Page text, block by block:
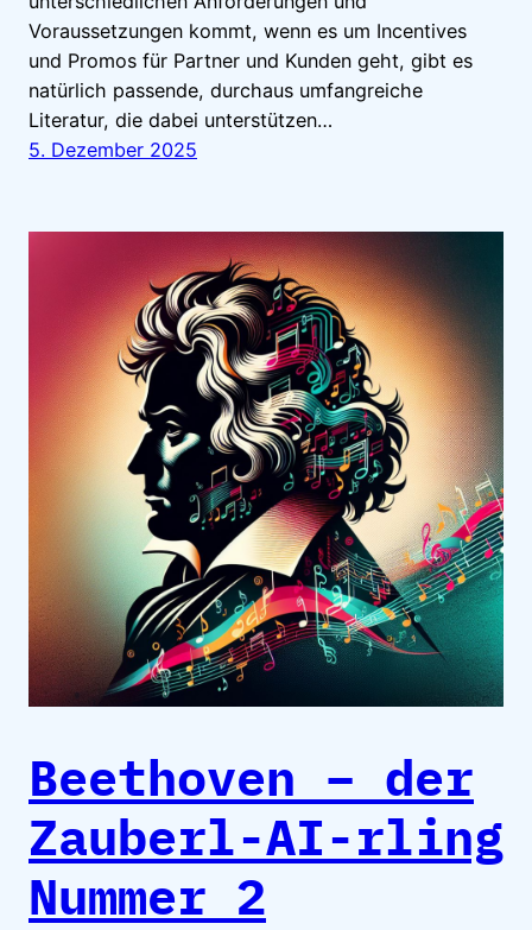
Voraussetzungen kommt, wenn es um Incentives
und Promos für Partner und Kunden geht, gibt es
natürlich passende, durchaus umfangreiche
Literatur, die dabei unterstützen…
5. Dezember 2025
Beethoven – der
Zauberl-AI-rling
Nummer 2